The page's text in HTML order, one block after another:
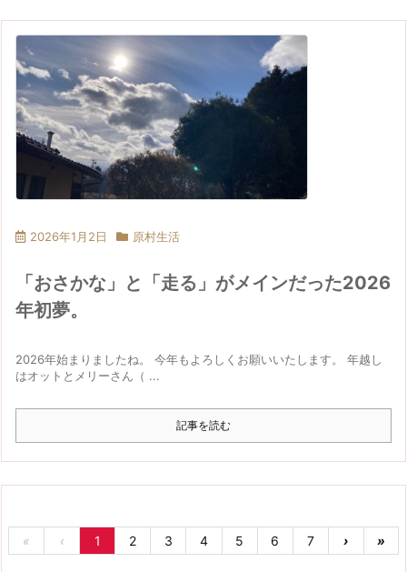
2026年1月2日 原村生活
「おさかな」と「走る」がメインだった2026
年初夢。
2026年始まりましたね。 今年もよろしくお願いいたします。 年越し
はオットとメリーさん（ ...
記事を読む
« ‹ 1 2 3 4 5 6 7 › »